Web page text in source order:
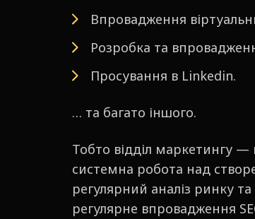
Впровадження
Розробка та
Просування в Linkedin.
… та багато іншого.
Тобто відділ маркетингу —
системна робота над
регулярний аналіз ринку
регулярне впровадження